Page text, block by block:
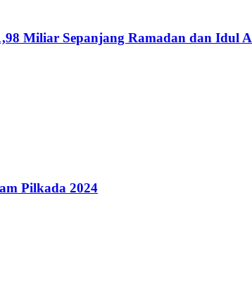
Miliar Sepanjang Ramadan dan Idul
Pilkada 2024